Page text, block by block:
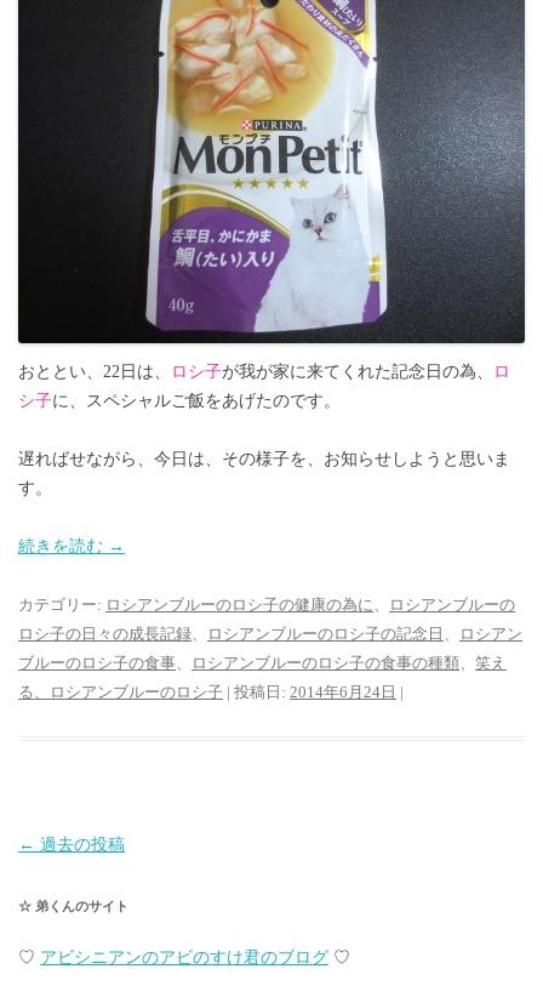
おととい、22日は、 ロシ子が我が家に来てくれた記念日の為、
ロ
シ子に、スペシャルご飯をあげたのです。
遅ればせながら、今日は、その様子を、お知らせしようと思いま
す。
続きを読む →
カテゴリー: ロシアンブルーのロシ子の健康の為に、
ロシアンブルーの
ロシ子の日々の成長記録、 ロシアンブルーのロシ子の記念日 、
ロシアン
ブルーのロシ子の食事、 ロシアンブルーのロシ子の食事の種類、 笑え
る、ロシアンブルーのロシ子 | 投稿日: 2014年6月24日 |
投
ナ
ビ
← 過去の投稿
☆ 弟くんのサイト
♡ アビシニアンのアビのすけ君のブログ ♡